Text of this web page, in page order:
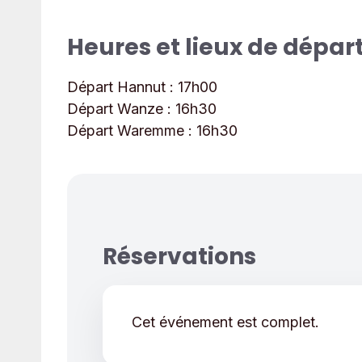
Heures et lieux de
Départ Hannut : 17h00
Départ Wanze : 16h30
Départ Waremme : 16h30
Réservations
Cet événement est complet.